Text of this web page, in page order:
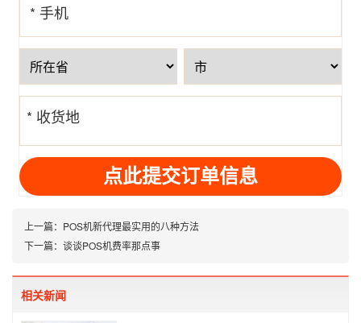
* 手机
号
* 收货地
址
上一篇： POS机新代理最实用的八种方法
下一篇： 谈谈POS机费率那点事
相关新闻